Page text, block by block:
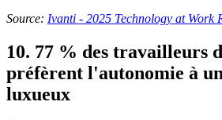
Source: Ivanti - 2025 Technology at Work
10. 77 % des travailleurs
préfèrent l'autonomie à un
luxueux